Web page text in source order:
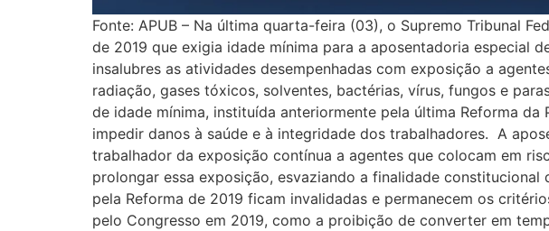
Fonte: APUB – Na última quarta-feira (03), o Supremo Tribunal
de 2019 que exigia idade mínima para a aposentadoria especial
insalubres as atividades desempenhadas com exposição a
radiação, gases tóxicos, solventes, bactérias, vírus, fungos e
de idade mínima, instituída anteriormente pela última Reforma
impedir danos à saúde e à integridade dos trabalhadores. A
trabalhador da exposição contínua a agentes que colocam em
prolongar essa exposição, esvaziando a finalidade
pela Reforma de 2019 ficam invalidadas e permanecem os
pelo Congresso em 2019, como a proibição de converter em